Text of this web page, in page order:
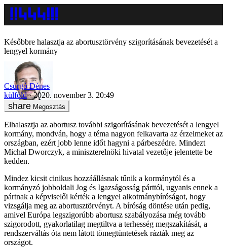
Későbbre halasztja az abortusztörvény szigorításának bevezetését a
lengyel kormány
Csurgó Dénes
külföld
2020. november 3. 20:49
Megosztás
Elhalasztja az abortusz további szigorításának bevezetését a lengyel
kormány, mondván, hogy a téma nagyon felkavarta az érzelmeket az
országban, ezért jobb lenne időt hagyni a párbeszédre. Mindezt
Michał Dworczyk, a miniszterelnöki hivatal vezetője jelentette be
kedden.
Mindez kicsit cinikus hozzáállásnak tűnik a kormánytól és a
kormányzó jobboldali Jog és Igazságosság párttól, ugyanis ennek a
pártnak a képviselői kérték a lengyel alkotmánybíróságot, hogy
vizsgálja meg az abortusztörvényt. A bíróság döntése után pedig,
amivel Európa legszigorúbb abortusz szabályozása még tovább
szigorodott, gyakorlatilag megtiltva a terhesség megszakítását, a
rendszerváltás óta nem látott tömegtüntetések rázták meg az
országot.